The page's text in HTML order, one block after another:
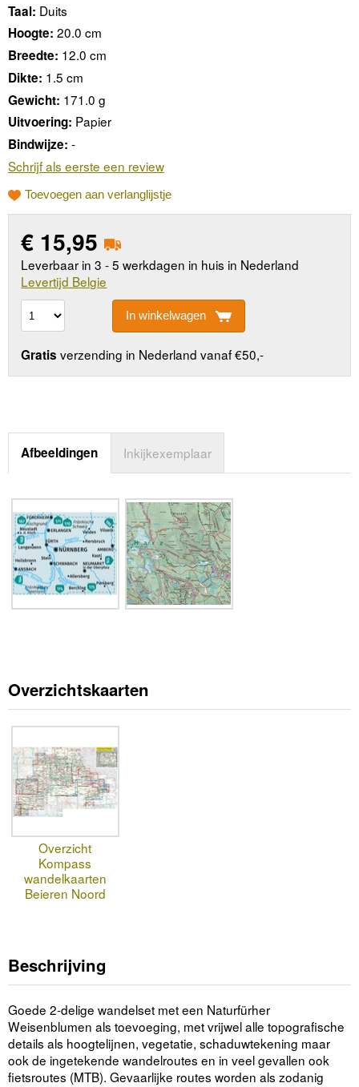
Taal: Duits
Hoogte: 20.0 cm
Breedte: 12.0 cm
Dikte: 1.5 cm
Gewicht: 171.0 g
Uitvoering: Papier
Bindwijze: -
Schrijf als eerste een review
Toevoegen aan verlanglijstje
€ 15,95
Leverbaar in 3 - 5 werkdagen in huis in Nederland
Levertijd Belgie
In winkelwagen
Gratis verzending in Nederland vanaf €50,-
Afbeeldingen Inkijkexemplaar
Overzichtskaarten
Overzicht
Kompass
wandelkaarten
Beieren Noord
Beschrijving
Goede 2-delige wandelset met een Naturfürher
Weisenblumen als toevoeging, met vrijwel alle topografische
details als hoogtelijnen, vegetatie, schaduwtekening maar
ook de ingetekende wandelroutes en in veel gevallen ook
fietsroutes (MTB). Gevaarlijke routes worden als zodanig